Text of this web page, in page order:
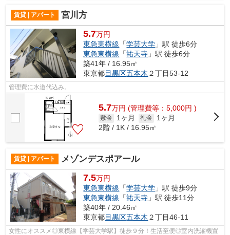
賃貸 | アパート 宮川方
5.7万円
東急東横線 「学芸大学 」駅 徒歩6分
東急東横線 「祐天寺 」駅 徒歩6分
築41年 / 16.95㎡
東京都目黒区五本木 ２丁目53-12
管理費に水道代込み。
5.7万円 (管理費等：5,000円 )
敷金 1ヶ月 礼金
1ヶ月
2階 / 1K / 16.95㎡
賃貸 | アパート メゾンデスポアール
7.5万円
東急東横線 「学芸大学 」駅 徒歩9分
東急東横線 「祐天寺 」駅 徒歩11分
築40年 / 20.46㎡
東京都目黒区五本木 ２丁目46-11
女性にオススメ◎東横線【学芸大学駅】徒歩９分！生活至便◎室内洗濯機置